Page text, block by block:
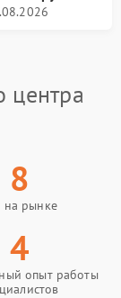
центра
8
на рынке
4
опыт работы